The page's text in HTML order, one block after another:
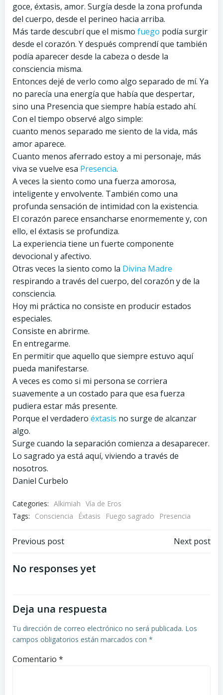
goce, éxtasis, amor. Surgía desde la zona profunda
del cuerpo, desde el perineo hacia arriba.
Más tarde descubrí que el mismo fuego podía surgir
desde el corazón. Y después comprendí que también
podía aparecer desde la cabeza o desde la
consciencia misma.
Entonces dejé de verlo como algo separado de mí. Ya
no parecía una energía que había que despertar,
sino una Presencia que siempre había estado ahí.
Con el tiempo observé algo simple:
cuanto menos separado me siento de la vida, más
amor aparece.
Cuanto menos aferrado estoy a mi personaje, más
viva se vuelve esa Presencia.
A veces la siento como una fuerza amorosa,
inteligente y envolvente. También como una
profunda sensación de intimidad con la existencia.
El corazón parece ensancharse enormemente y, con
ello, el éxtasis se profundiza.
La experiencia tiene un fuerte componente
devocional y afectivo.
Otras veces la siento como la Divina Madre
respirando a través del cuerpo, del corazón y de la
consciencia.
Hoy mi práctica no consiste en producir estados
especiales.
Consiste en abrirme.
En entregarme.
En permitir que aquello que siempre estuvo aquí
pueda manifestarse.
A veces es como si mi persona se corriera
suavemente a un costado para que esa fuerza
pudiera estar más presente.
Porque el verdadero éxtasis no surge de alcanzar
algo.
Surge cuando la separación comienza a desaparecer.
Lo sagrado ya está aquí, viviendo a través de
nosotros.
Daniel Curbelo
Categories: Alkimiah Vía de Eros
Tags:
Consciencia Éxtasis Fuego sagrado Presencia
Navegación
por
entradas
Previous post
Navegación
entradas
Next post
No responses yet
Deja una respuesta
Tu dirección de correo electrónico no será publicada. Los
campos obligatorios están marcados con *
Comentario *